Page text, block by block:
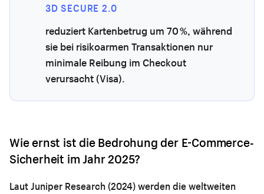
3D SECURE 2.0
reduziert Kartenbetrug um 70 %, während
sie bei risikoarmen Transaktionen nur
minimale Reibung im Checkout
verursacht (Visa).
Wie ernst ist die Bedrohung der E-Commerce-
Sicherheit im Jahr 2025?
Laut Juniper Research (2024) werden die weltweiten